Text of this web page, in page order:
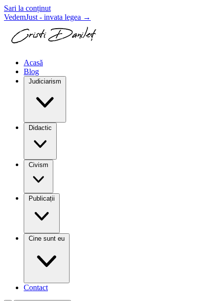
Sari la conținut
VedemJust - invata legea →
Acasă
Blog
Judiciarism
Didactic
Civism
Publicații
Cine sunt eu
Contact